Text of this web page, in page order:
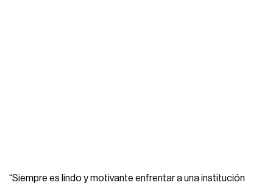
“Siempre es lindo y motivante enfrentar a una institución